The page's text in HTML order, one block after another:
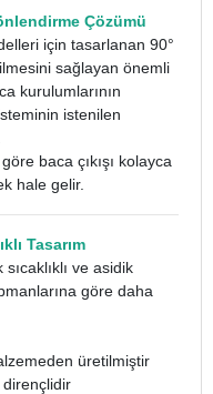
Çözümü
için tasarlanan 90°
sağlayan önemli
kurulumlarının
istenilen
baca çıkışı kolayca
hale gelir.
Tasarım
ve asidik
göre daha
üretilmiştir
dirençlidir